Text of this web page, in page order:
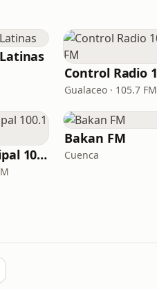
Gualaceo · 105.7 FM
Radio Municipal 100.1 FM
Bakan FM
Cuenca